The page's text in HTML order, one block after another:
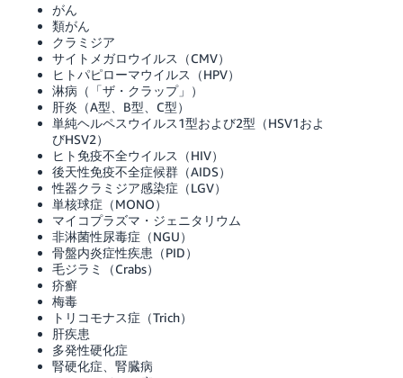
がん
類がん
クラミジア
サイトメガロウイルス（CMV）
ヒトパピローマウイルス（HPV）
淋病（「ザ・クラップ」）
肝炎（A型、B型、C型）
単純ヘルペスウイルス1型および2型（HSV1およ
びHSV2）
ヒト免疫不全ウイルス（HIV）
後天性免疫不全症候群（AIDS）
性器クラミジア感染症（LGV）
単核球症（MONO）
マイコプラズマ・ジェニタリウム
非淋菌性尿毒症（NGU）
骨盤内炎症性疾患（PID）
毛ジラミ（Crabs）
疥癬
梅毒
トリコモナス症（Trich）
肝疾患
多発性硬化症
腎硬化症、腎臓病